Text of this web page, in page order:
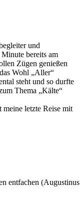
und
bereits am
Zügen genießen
Wohl „Aller“
steht und so durfte
Thema „Kälte“
letzte Reise mit
entfachen (Augustinus